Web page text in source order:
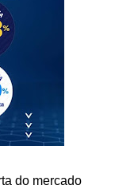
do mercado